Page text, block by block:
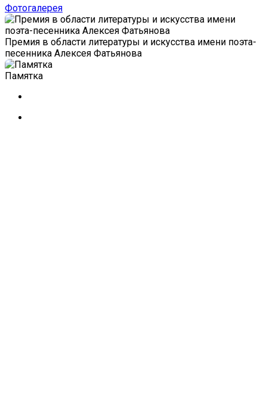
Фотогалерея
Премия в области литературы и искусства имени поэта-
песенника Алексея Фатьянова
Памятка